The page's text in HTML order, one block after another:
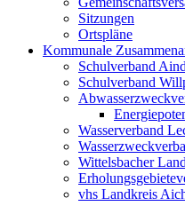
Sitzungen
Ortspläne
Kommunale
Schulverband
Schulverband
Wasserverband
Wittelsbacher Land
vhs Landkreis